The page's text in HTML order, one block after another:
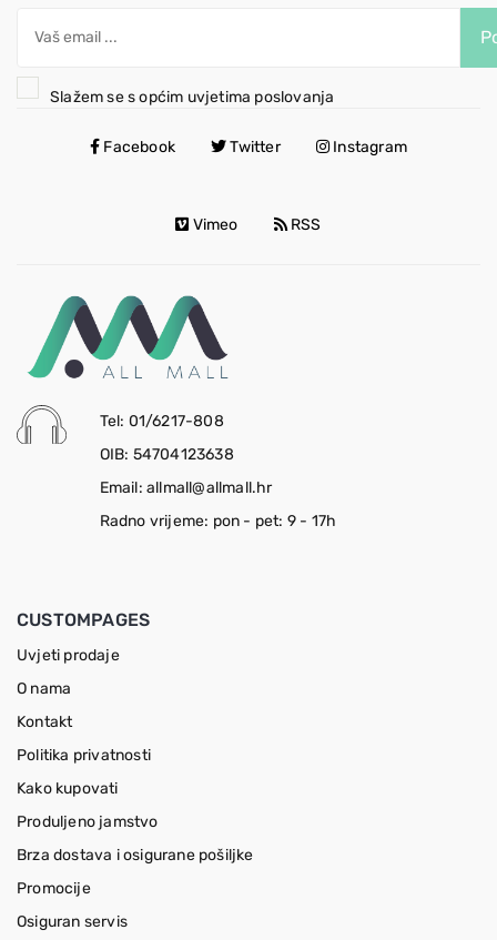
Slažem se s općim uvjetima poslovanja
Facebook Twitter Instagram
Vimeo RSS
Tel: 01/6217-808
OIB: 54704123638
Email: allmall@allmall.hr
Radno vrijeme: pon - pet: 9 - 17h
CUSTOMPAGES
Uvjeti prodaje
O nama
Kontakt
Politika privatnosti
Kako kupovati
Produljeno jamstvo
Brza dostava i osigurane pošiljke
Promocije
Osiguran servis